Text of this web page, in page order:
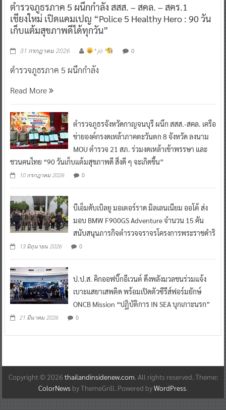
ตำรวจภูธรภาค 5 ผนึกกำลัง สสส. – สคล. – สคร.1
เชียงใหม่ เปิดแคมเปญ “Police 5 Healthy Hero : 90 วัน
เก็บแต้มสุขภาพดีได้ทุกวัน”
31 กรกฎาคม 2026 ^ jo ^ 0
ตำรวจภูธรภาค 5 ผนึกกำลัง
Read More
ตำรวจภูธรจังหวัดกาญจนบุรี ผนึก สสส.-สคล. เครือ
ข่ายองค์กรงดเหล้าภาคตะวันตก 8 จังหวัด ลงนาม
MOU ตำรวจ 21 สภ. ร่วมงดเหล้าเข้าพรรษา และ
ชวนคนไทย “90 วันเก็บแต้มสุขภาพดี สิ่งดี ๆ จะเกิดขึ้น”
10 กรกฎาคม 2026 0
บีเอ็มดับเบิลยู มอเตอร์ราด มิลเลนเนียม ออโต้ ส่ง
มอบ BMW F900GS Adventure จำนวน 15 คัน
สนับสนุนภารกิจตำรวจจราจรโครงการพระราชดำริ
13 มิถุนายน 2026 0
ป.ป.ส. คิกออฟบิ๊กอีเวนต์ ดึงพลังมวลชนร่วมแจ้ง
เบาะแสยาเสพติด พร้อมเปิดตัวซีรีส์ฟอร์มยักษ์
ONCB Mission “ปฏิบัติการ IN SEA บุกเกาะนรก”
21 มีนาคม 2026 0
Copyright © 2026 thailandinsidenew.com. All rights reserved. Theme:
ColorNews by ThemeGrill. Powered byWordPress.